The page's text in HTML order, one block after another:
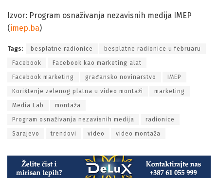
Izvor: Program osnaživanja nezavisnih medija IMEP
(imep.ba)
Tags: besplatne radionice besplatne radionice u februaru
Facebook Facebook kao marketing alat
Facebook marketing građansko novinarstvo IMEP
Korištenje zelenog platna u video montaži marketing
Media Lab montaža
Program osnaživanja nezavisnih medija radionice
Sarajevo trendovi video video montaža